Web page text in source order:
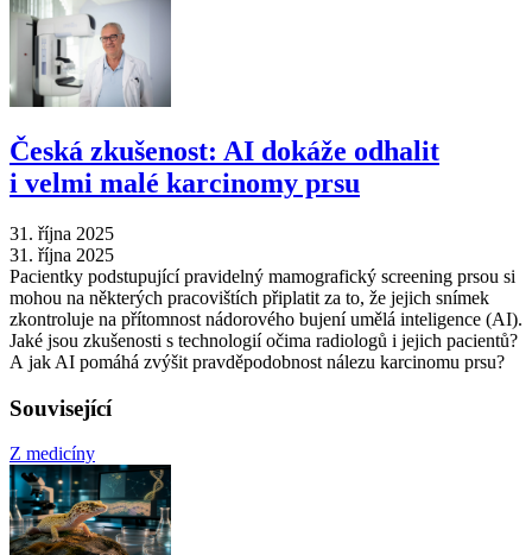
Česká zkušenost: AI dokáže odhalit
i velmi malé karcinomy prsu
31. října 2025
31. října 2025
Pacientky podstupující pravidelný mamografický screening prsou si
mohou na některých pracovištích připlatit za to, že jejich snímek
zkontroluje na přítomnost nádorového bujení umělá inteligence (AI).
Jaké jsou zkušenosti s technologií očima radiologů i jejich pacientů?
A jak AI pomáhá zvýšit pravděpodobnost nálezu karcinomu prsu?
Související
Z medicíny